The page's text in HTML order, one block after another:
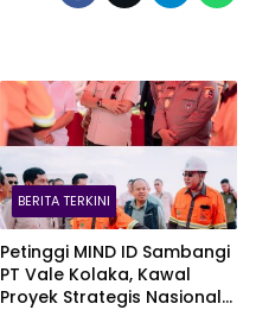
BERITA TERKINI
Petinggi MIND ID Sambangi
PT Vale Kolaka, Kawal
Proyek Strategis Nasional